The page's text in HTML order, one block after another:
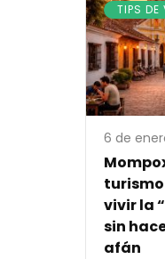
TIPS DE
6 de
vivir la
sin
afán